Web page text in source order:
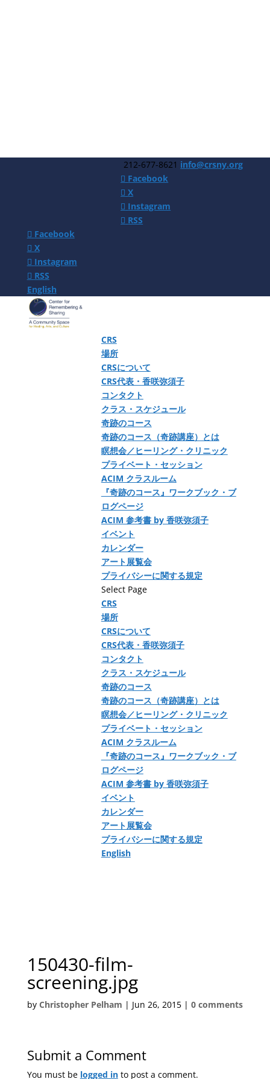
212-677-8621 info@crsny.org
Facebook
X
Instagram
RSS
Facebook
X
Instagram
RSS
English
CRS
場所
CRSについて
CRS代表・香咲弥須子
コンタクト
クラス・スケジュール
奇跡のコース
奇跡のコース（奇跡講座）とは
瞑想会／ヒーリング・クリニック
プライベート・セッション
ACIM クラスルーム
『奇跡のコース』ワークブック・ブ
ログページ
ACIM 参考書 by 香咲弥須子
イベント
カレンダー
アート展覧会
プライバシーに関する規定
Select Page
CRS
場所
CRSについて
CRS代表・香咲弥須子
コンタクト
クラス・スケジュール
奇跡のコース
奇跡のコース（奇跡講座）とは
瞑想会／ヒーリング・クリニック
プライベート・セッション
ACIM クラスルーム
『奇跡のコース』ワークブック・ブ
ログページ
ACIM 参考書 by 香咲弥須子
イベント
カレンダー
アート展覧会
プライバシーに関する規定
English
150430-film-
screening.jpg
by Christopher Pelham | Jun 26, 2015| 0 comments
Submit a Comment
You must be logged into post a comment.